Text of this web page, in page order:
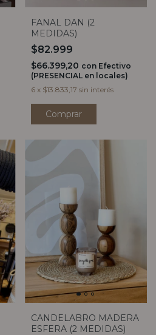
FANAL DAN (2
MEDIDAS)
$82.999
$66.399,20 con Efectivo
(PRESENCIAL en locales)
6 x $13.833,17 sin interés
Comprar
CANDELABRO MADERA
ESFERA (2 MEDIDAS)